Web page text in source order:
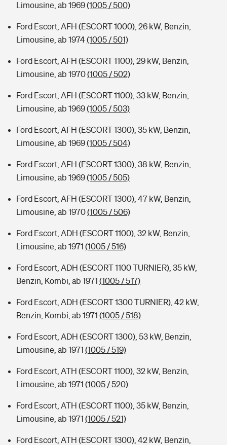
Limousine, ab 1969(1005 / 500)
Ford Escort, AFH (ESCORT 1000), 26 kW, Benzin,
Limousine, ab 1974(1005 / 501)
Ford Escort, AFH (ESCORT 1100), 29 kW, Benzin,
Limousine, ab 1970(1005 / 502)
Ford Escort, AFH (ESCORT 1100), 33 kW, Benzin,
Limousine, ab 1969(1005 / 503)
Ford Escort, AFH (ESCORT 1300), 35 kW, Benzin,
Limousine, ab 1969(1005 / 504)
Ford Escort, AFH (ESCORT 1300), 38 kW, Benzin,
Limousine, ab 1969(1005 / 505)
Ford Escort, AFH (ESCORT 1300), 47 kW, Benzin,
Limousine, ab 1970(1005 / 506)
Ford Escort, ADH (ESCORT 1100), 32 kW, Benzin,
Limousine, ab 1971 (1005 / 516)
Ford Escort, ADH (ESCORT 1100 TURNIER), 35 kW,
Benzin, Kombi, ab 1971 (1005 / 517)
Ford Escort, ADH (ESCORT 1300 TURNIER), 42 kW,
Benzin, Kombi, ab 1971 (1005 / 518)
Ford Escort, ADH (ESCORT 1300), 53 kW, Benzin,
Limousine, ab 1971 (1005 / 519)
Ford Escort, ATH (ESCORT 1100), 32 kW, Benzin,
Limousine, ab 1971 (1005 / 520)
Ford Escort, ATH (ESCORT 1100), 35 kW, Benzin,
Limousine, ab 1971 (1005 / 521)
Ford Escort, ATH (ESCORT 1300), 42 kW, Benzin,